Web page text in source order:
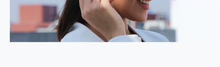
iPhone 17 系列 有認證的防護來囉！ imos 首家導入 UL MCV 行銷宣告驗證的手機配件品牌
小巧好吸不擋鏡頭 有Qi2認證的 ONPRO MagReact MXs2 5000mAh薄型磁吸無線急速行動電源 開箱 評測
會走動的冷暖氣 SONY REON POCKET PRO 穿戴式智慧冷暖調溫裝置 開箱 評測